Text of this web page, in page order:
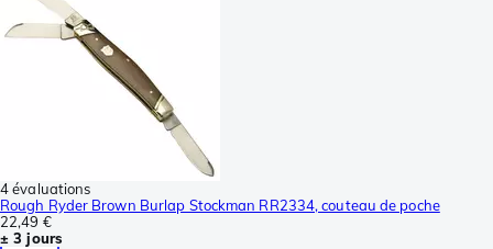
4 évaluations
Rough Ryder Brown Burlap Stockman RR2334, couteau de poche
22,49 €
± 3 jours